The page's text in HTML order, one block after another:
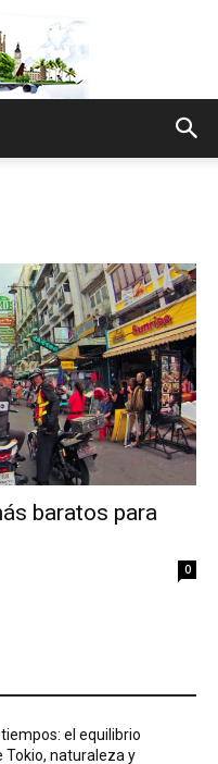
baratos para
0
el equilibrio
naturaleza y